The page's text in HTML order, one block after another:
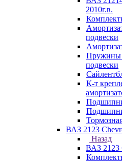
2010г.в.
подвески
Пружины
подвески
К-т
ВАЗ 2123
Назад
ВАЗ 2123